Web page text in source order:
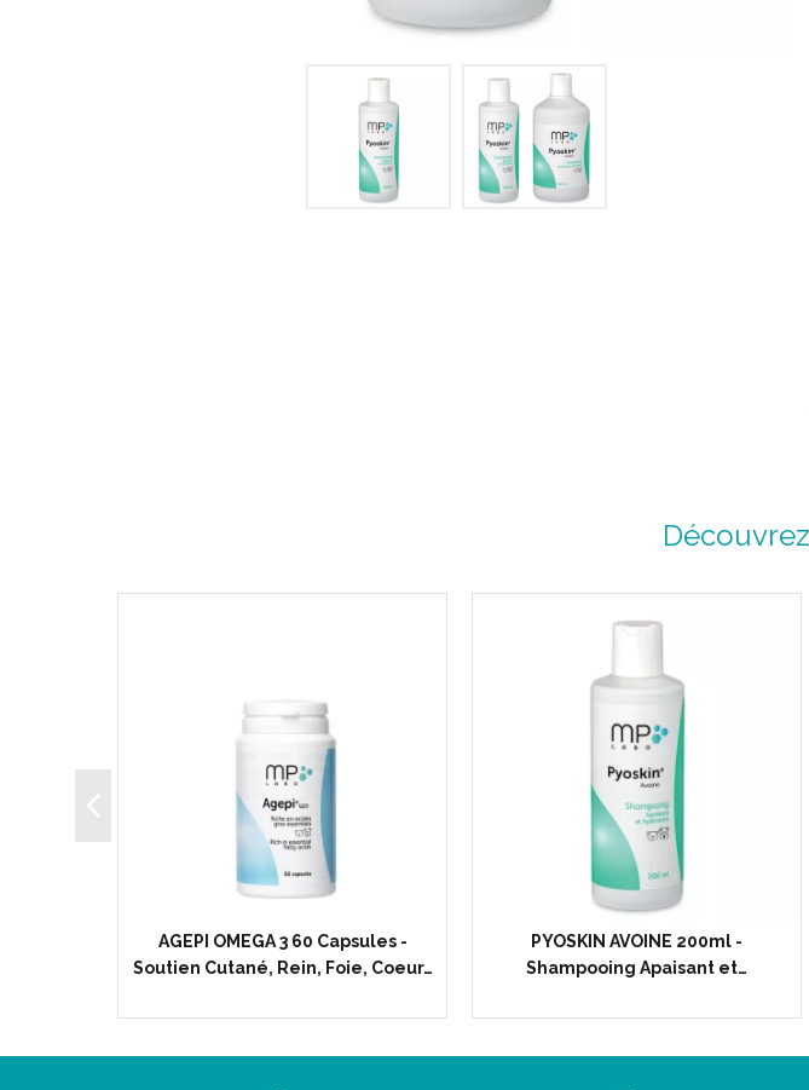
AGEPI OMEGA 3 60 Capsules -
Soutien Cutané, Rein, Foie, Coeur…
PYOSKIN AVOINE 200ml -
Shampooing Apaisant et…